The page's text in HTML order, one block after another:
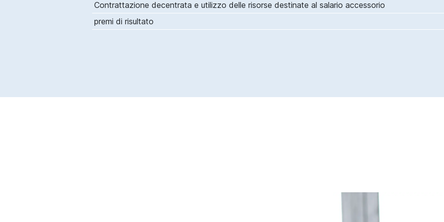
Contrattazione decentrata e utilizzo delle risorse destinate al salario accessorio
premi di risultato